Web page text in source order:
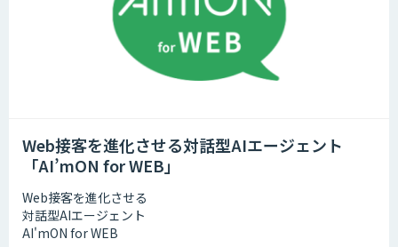
Web接客を進化させる対話型AIエージェント
「AI’mON for WEB」
Web接客を進化させる
対話型AIエージェント
AI'mON for WEB